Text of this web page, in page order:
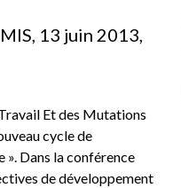
13 juin 2013,
Et des Mutations
cycle de
Dans la conférence
de développement